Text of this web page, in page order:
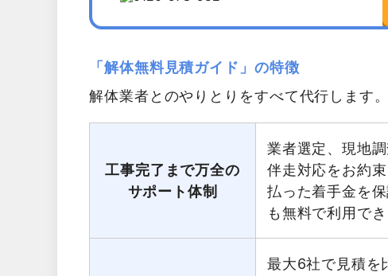
「解体無料見積ガイド」の特徴
解体業者とのやりとりをすべて代行します。
工事完了まで万全の
サポート体制
業者選定、現地
伴走対応をお約
払った着手金を
も無料で利用でき
最大6社で見積を